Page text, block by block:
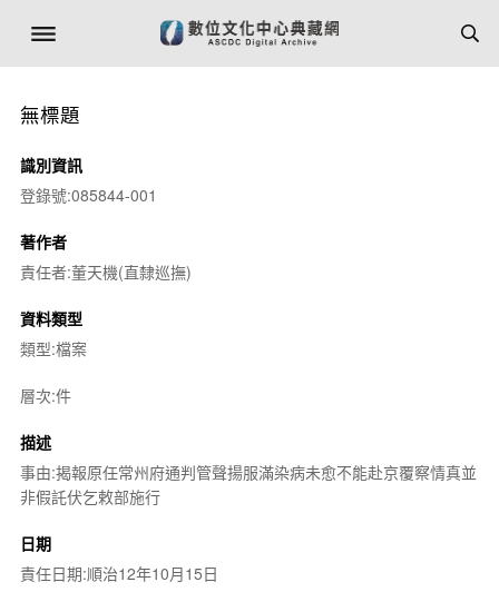
無標題
識別資訊
登錄號:085844-001
著作者
責任者:董天機(直隸巡撫)
資料類型
類型:檔案
層次:件
描述
事由:揭報原任常州府通判管聲揚服滿染病未愈不能赴京覆察情真並
非假託伏乞敕部施行
日期
責任日期:順治12年10月15日